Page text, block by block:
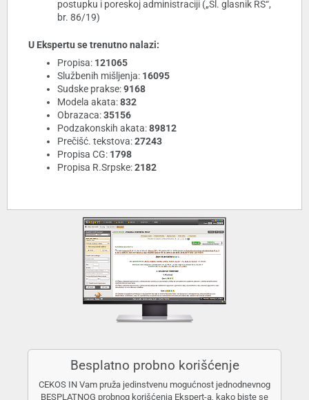
postupku i poreskoj administraciji („Sl. glasnik RS“,
br. 86/19)
U Ekspertu se trenutno nalazi:
Propisa: 121065
Službenih mišljenja: 16095
Sudske prakse:9168
Modela akata:832
Obrazaca:35156
Podzakonskih akata:89812
Prečišć. tekstova:27243
Propisa CG: 1798
Propisa R.Srpske:2182
Besplatno probno korišćenje
CEKOS IN Vam pruža jedinstvenu mogućnost jednodnevnog
BESPLATNOG probnog korišćenja Ekspert-a, kako biste se